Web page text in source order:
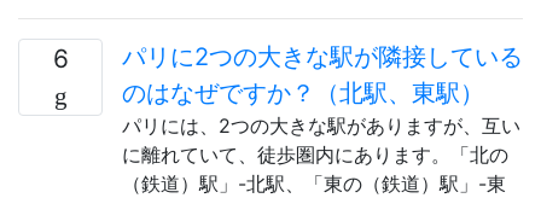
6
パリに2つの大きな駅が隣接している
のはなぜですか？（北駅、東駅）
パリには、2つの大きな駅がありますが、互い
に離れていて、徒歩圏内にあります。「北の
（鉄道）駅」-北駅、「東の（鉄道）駅」-東